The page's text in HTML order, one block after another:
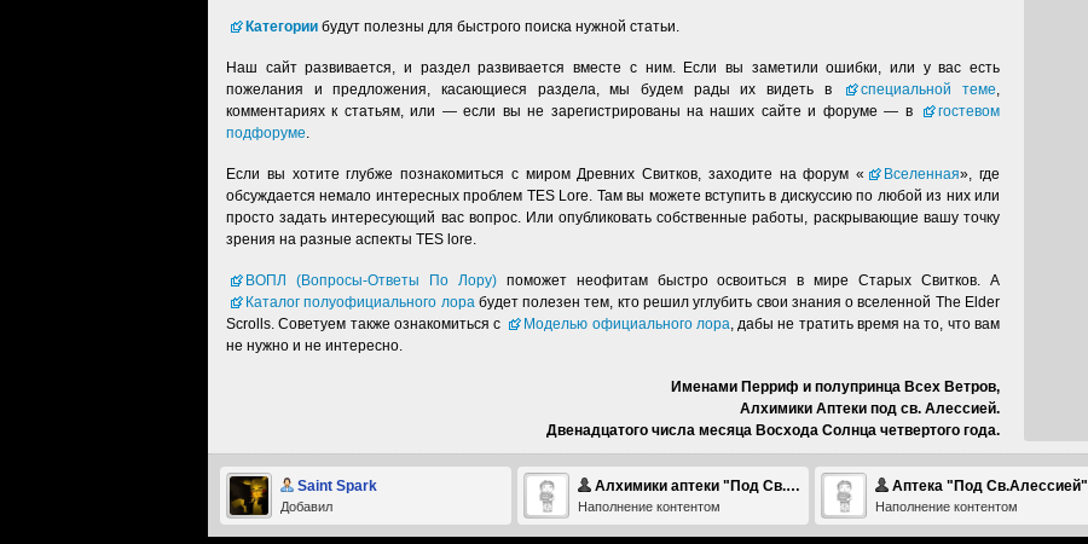
Категории будут полезны для быстрого поиска нужной статьи.
Наш сайт развивается, и раздел развивается вместе с ним. Если вы заметили ошибки, или у вас есть
пожелания и предложения, касающиеся раздела, мы будем рады их видеть в
специальной теме,
комментариях к статьям, или — если вы не зарегистрированы на наших сайте и форуме — в
гостевом
подфоруме.
Если вы хотите глубже познакомиться с миром Древних Свитков, заходите на форум « Вселенная», где
обсуждается немало интересных проблем TES Lore. Там вы можете вступить в дискуссию по любой из них или
просто задать интересующий вас вопрос. Или опубликовать собственные работы, раскрывающие вашу точку
зрения на разные аспекты TES lore.
ВОПЛ (Вопросы-Ответы По Лору)поможет неофитам быстро освоиться в мире Старых Свитков. А
Каталог полуофициального лорабудет полезен тем, кто решил углубить свои знания о вселенной The Elder
Scrolls. Советуем также ознакомиться с
Моделью официального лора, дабы не тратить время на то, что вам
не нужно и не интересно.
Именами Перриф и полупринца Всех Ветров,
Алхимики Аптеки под св. Алессией.
Двенадцатого числа месяца Восхода Солнца четвертого года.
Saint Spark
Добавил
Алхимики аптеки "Под Св.Алессией&qu
Наполнение контентом
Аптека "Под Св.Алессией"
Наполнение контентом